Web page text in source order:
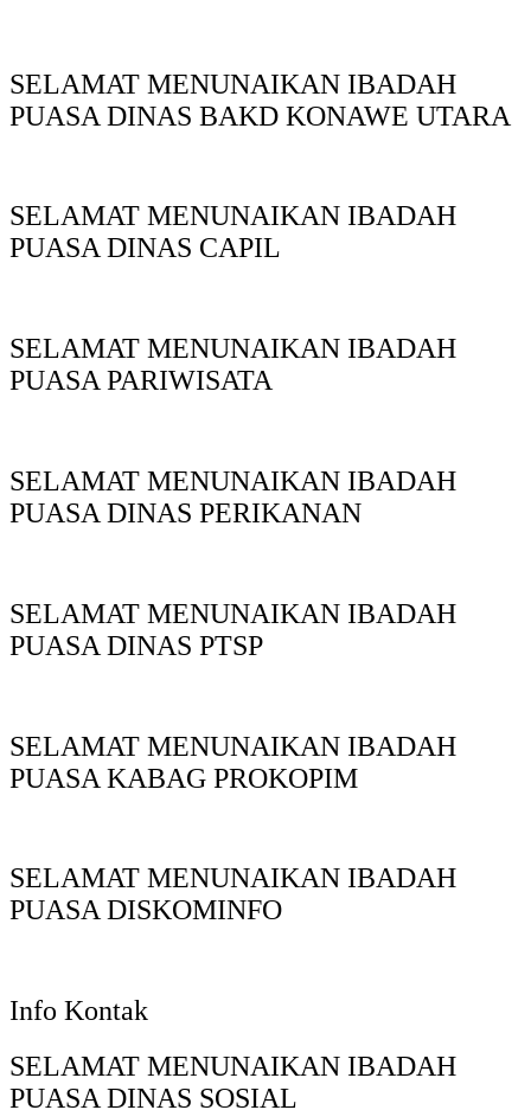
SELAMAT MENUNAIKAN IBADAH
PUASA DINAS BAKD KONAWE UTARA
SELAMAT MENUNAIKAN IBADAH
PUASA DINAS CAPIL
SELAMAT MENUNAIKAN IBADAH
PUASA PARIWISATA
SELAMAT MENUNAIKAN IBADAH
PUASA DINAS PERIKANAN
SELAMAT MENUNAIKAN IBADAH
PUASA DINAS PTSP
SELAMAT MENUNAIKAN IBADAH
PUASA KABAG PROKOPIM
SELAMAT MENUNAIKAN IBADAH
PUASA DISKOMINFO
Info Kontak
SELAMAT MENUNAIKAN IBADAH
PUASA DINAS SOSIAL